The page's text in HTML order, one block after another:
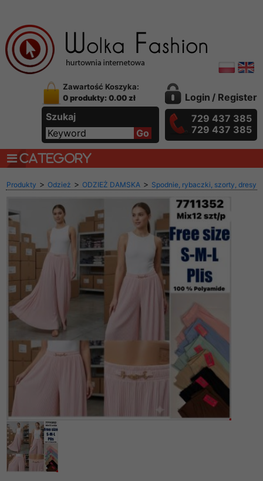
Zawartość Koszyka:
0 produkty: 0.00 zł
Szukaj
Login / Register
729 437 385
729 437 385
CATEGORY
Produkty > Odzież > ODZIEŻ DAMSKA > Spodnie, rybaczki, szorty, dresy